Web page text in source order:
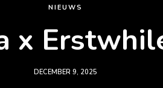
NIEUWS
x
DECEMBER 9, 2025